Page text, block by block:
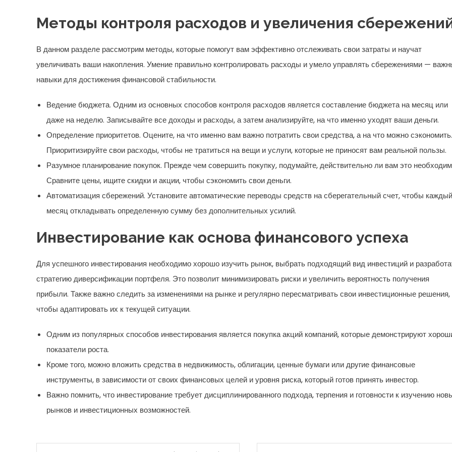
Методы контроля расходов и увеличения
В данном разделе рассмотрим методы, которые помогут вам эффективно отслеживать свои затраты и научат
увеличивать ваши накопления. Умение правильно контролировать расходы и умело управлять сбережениями —
навыки для достижения финансовой стабильности.
Ведение бюджета. Одним из основных способов контроля расходов является составление бюджета на месяц или
даже на неделю. Записывайте все доходы и расходы, а затем анализируйте, на что именно уходят ваши деньги.
Определение приоритетов. Оцените, на что именно вам важно потратить свои средства, а на что можно сэкономить.
Приоритизируйте свои расходы, чтобы не тратиться на вещи и услуги, которые не приносят вам реальной пользы.
Разумное планирование покупок. Прежде чем совершить покупку, подумайте, действительно ли вам это
Сравните цены, ищите скидки и акции, чтобы сэкономить свои деньги.
Автоматизация сбережений. Установите автоматические переводы средств на сберегательный счет, чтобы каждый
месяц откладывать определенную сумму без дополнительных усилий.
Инвестирование как основа финансового успеха
Для успешного инвестирования необходимо хорошо изучить рынок, выбрать подходящий вид инвестиций и
стратегию диверсификации портфеля. Это позволит минимизировать риски и увеличить вероятность получения
прибыли. Также важно следить за изменениями на рынке и регулярно пересматривать свои инвестиционные решения,
чтобы адаптировать их к текущей ситуации.
Одним из популярных способов инвестирования является покупка акций компаний, которые демонстрируют
показатели роста.
Кроме того, можно вложить средства в недвижимость, облигации, ценные бумаги или другие финансовые
инструменты, в зависимости от своих финансовых целей и уровня риска, который готов принять инвестор.
Важно помнить, что инвестирование требует дисциплинированного подхода, терпения и готовности к изучению
рынков и инвестиционных возможностей.